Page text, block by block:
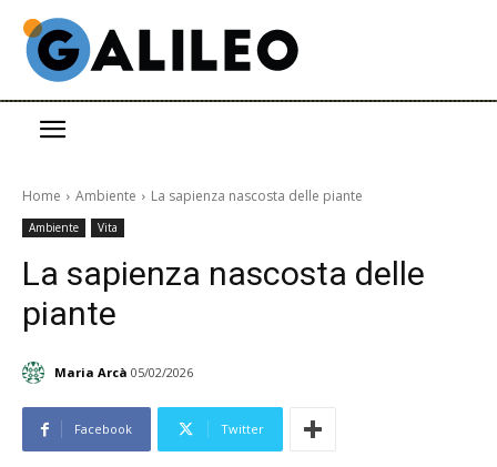
Home Ambiente La sapienza nascosta delle piante
Ambiente Vita
La sapienza nascosta delle
piante
Maria Arcà 05/02/2026
Facebook Twitter